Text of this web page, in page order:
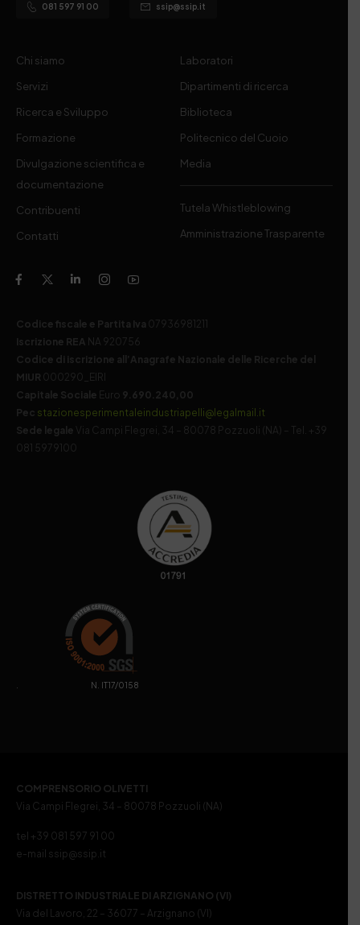
081 597 91 00 ssip@ssip.it
Chi siamo
Servizi
Ricerca e Sviluppo
Formazione
Divulgazione scientifica e
documentazione
Contribuenti
Contatti
Laboratori
Dipartimenti di ricerca
Biblioteca
Politecnico del Cuoio
Media
Tutela Whistleblowing
Amministrazione Trasparente
Codice fiscale e Partita Iva 07936981211
Iscrizione REA NA 920756
Codice di iscrizione all’Anagrafe Nazionale delle Ricerche del
MIUR 000290_EIRI
Capitale Sociale Euro 9.690.240,00
Pec stazionesperimentaleindustriapelli@legalmail.it
Sede legale
Via Campi Flegrei, 34 – 80078 Pozzuoli (NA) – Tel. +39
081 5979100
. N. IT17/0158
COMPRENSORIO OLIVETTI
Via Campi Flegrei, 34 – 80078 Pozzuoli (NA)
tel +39 081 597 91 00
e-mail ssip@ssip.it
DISTRETTO INDUSTRIALE DI ARZIGNANO (VI)
Via del Lavoro, 22 – 36077 – Arzignano (VI)